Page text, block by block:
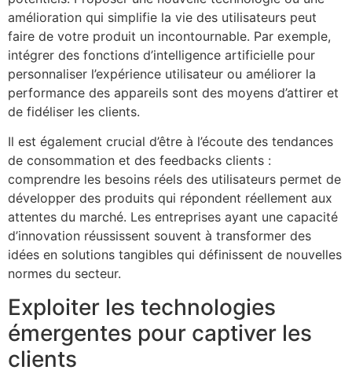
amélioration qui simplifie la vie des utilisateurs peut
faire de votre produit un incontournable. Par exemple,
intégrer des fonctions d’intelligence artificielle pour
personnaliser l’expérience utilisateur ou améliorer la
performance des appareils sont des moyens d’attirer et
de fidéliser les clients.
Il est également crucial d’être à l’écoute des tendances
de consommation et des feedbacks clients :
comprendre les besoins réels des utilisateurs permet de
développer des produits qui répondent réellement aux
attentes du marché. Les entreprises ayant une capacité
d’innovation réussissent souvent à transformer des
idées en solutions tangibles qui définissent de nouvelles
normes du secteur.
Exploiter les technologies
émergentes pour captiver les
clients